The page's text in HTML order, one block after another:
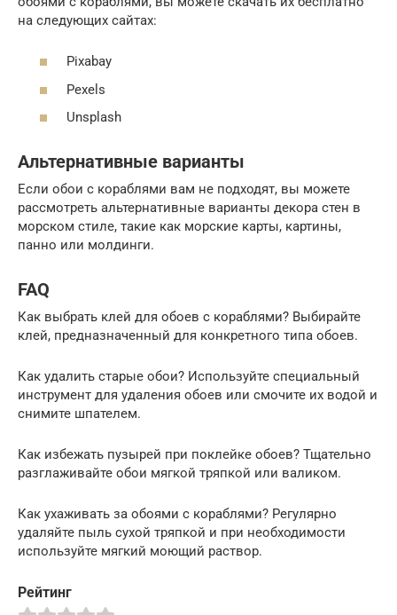
на следующих сайтах:
Pixabay
Pexels
Unsplash
Альтернативные варианты
Если обои с кораблями вам не подходят, вы можете
рассмотреть альтернативные варианты декора стен в
морском стиле, такие как морские карты, картины,
панно или молдинги.
FAQ
Как выбрать клей для обоев с кораблями? Выбирайте
клей, предназначенный для конкретного типа обоев.
Как удалить старые обои? Используйте специальный
инструмент для удаления обоев или смочите их водой и
снимите шпателем.
Как избежать пузырей при поклейке обоев? Тщательно
разглаживайте обои мягкой тряпкой или валиком.
Как ухаживать за обоями с кораблями? Регулярно
удаляйте пыль сухой тряпкой и при необходимости
используйте мягкий моющий раствор.
Рейтинг